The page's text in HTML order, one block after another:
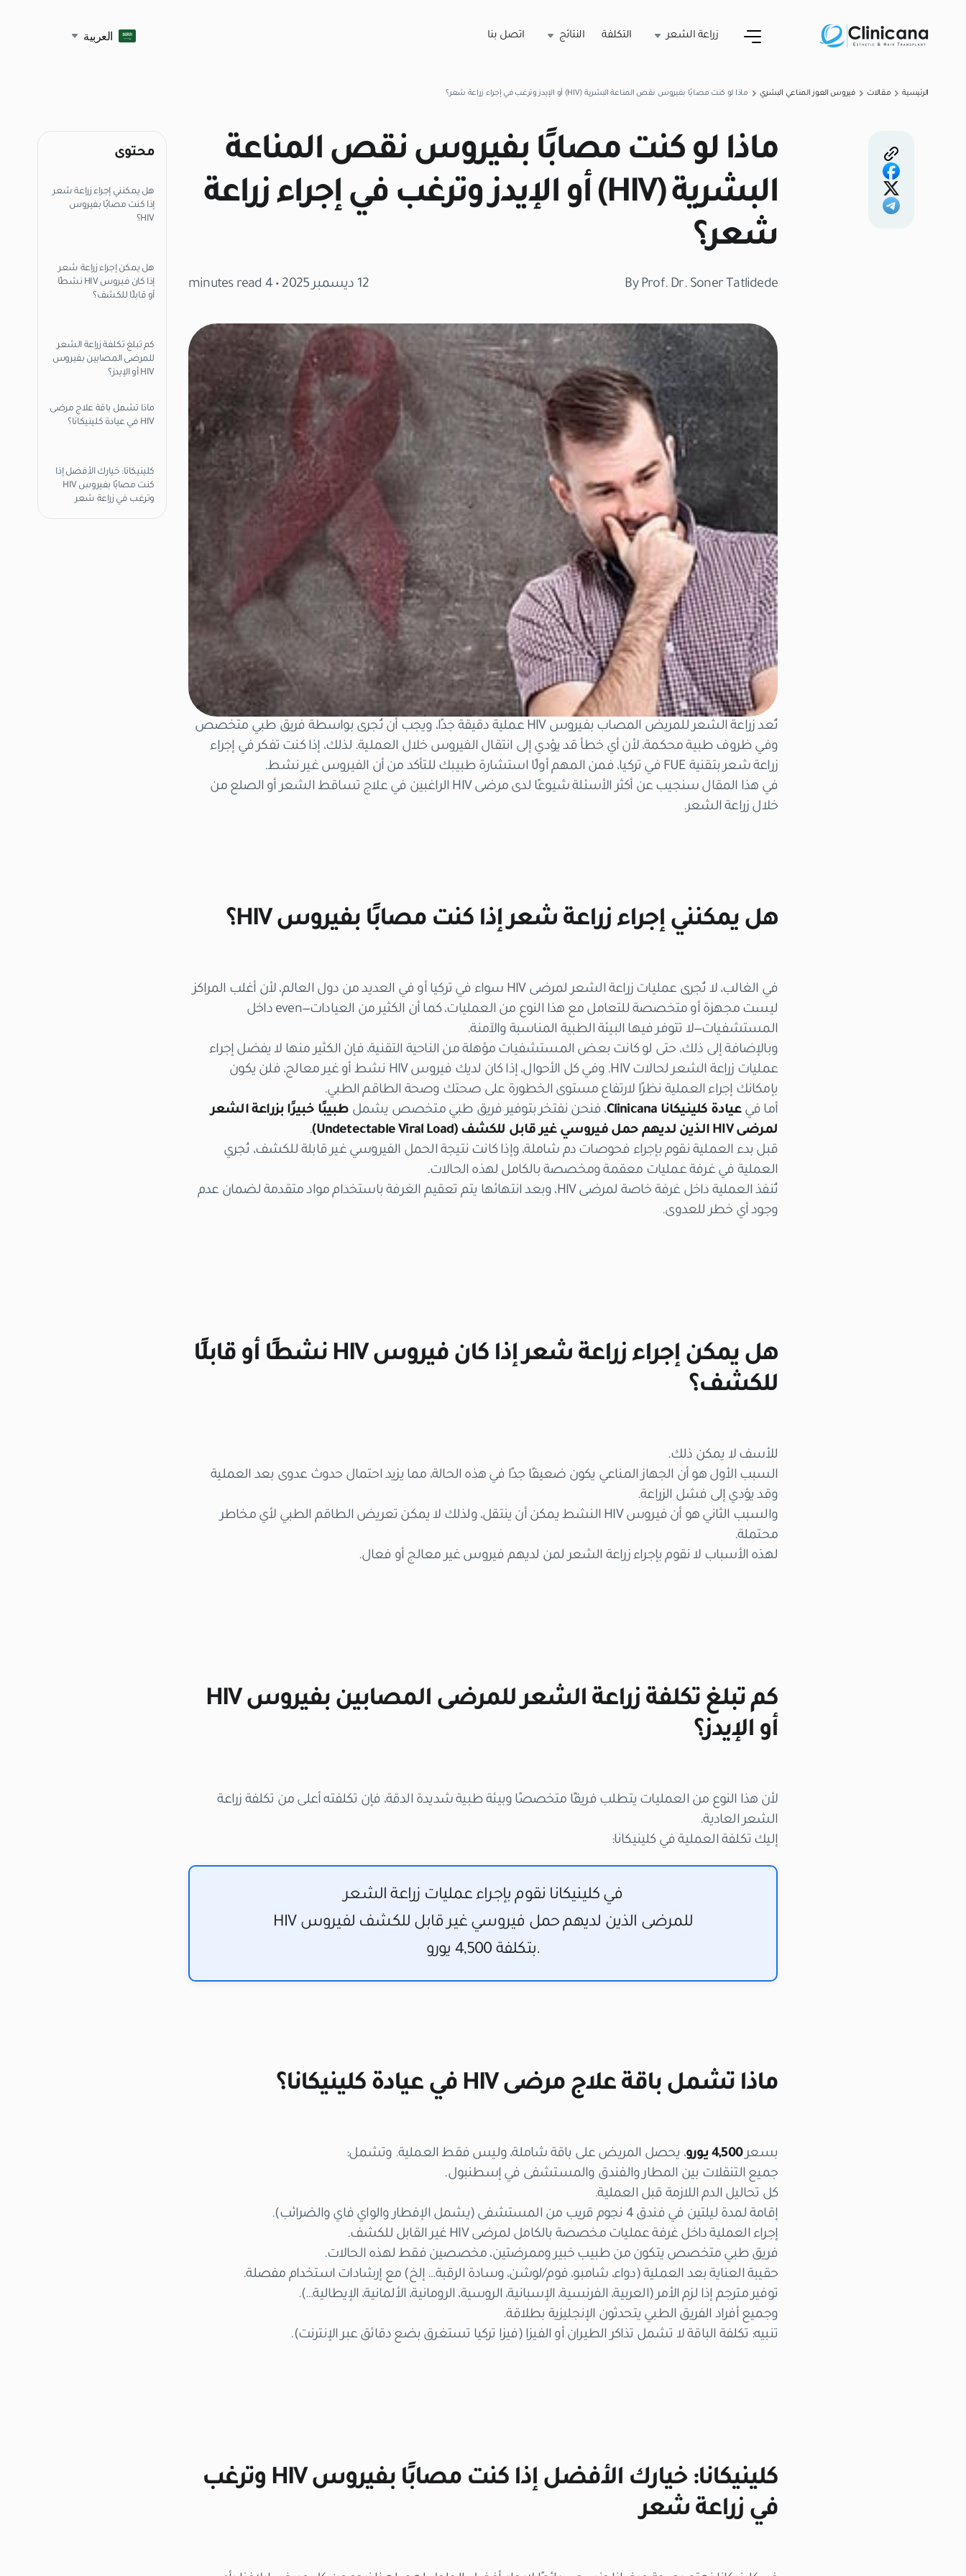
زراعة الشعر التكلفة النتائج اتصل بنا العربية
الرئيسية مقالات فيروس العوز المناعي البشري ماذا لو كنت مصابًا بفيروس نقص المناعة البشرية (HIV) أو الإيدز وترغب في إجراء زراعة شعر؟
محتوى
هل يمكنني إجراء زراعة شعر
إذا كنت مصابًا بفيروس
HIV؟
هل يمكن إجراء زراعة شعر
إذا كان فيروس HIV نشطًا
أو قابلًا للكشف؟
كم تبلغ تكلفة زراعة الشعر
للمرضى المصابين بفيروس
HIV أو الإيدز؟
ماذا تشمل باقة علاج مرضى
HIV في عيادة كلينيكانا؟
كلينيكانا: خيارك الأفضل إذا
كنت مصابًا بفيروس HIV
وترغب في زراعة شعر
ماذا لو كنت مصابًا بفيروس نقص المناعة
البشرية (HIV) أو الإيدز وترغب في إجراء زراعة
شعر؟
By Prof. Dr. Soner Tatlidede 12 ديسمبر 2025 • 4 minutes read
تُعد زراعة الشعر للمريض المصاب بفيروس HIV عملية دقيقة جدًا، ويجب أن تُجرى بواسطة فريق طبي متخصص
وفي ظروف طبية محكمة، لأن أي خطأ قد يؤدي إلى انتقال الفيروس خلال العملية. لذلك، إذا كنت تفكر في إجراء
زراعة شعر بتقنية FUE في تركيا، فمن المهم أولًا استشارة طبيبك للتأكد من أن الفيروس غير نشط.
في هذا المقال سنجيب عن أكثر الأسئلة شيوعًا لدى مرضى HIV الراغبين في علاج تساقط الشعر أو الصلع من
خلال زراعة الشعر.
هل يمكنني إجراء زراعة شعر إذا كنت مصابًا بفيروس HIV؟
في الغالب، لا تُجرى عمليات زراعة الشعر لمرضى HIV سواء في تركيا أو في العديد من دول العالم، لأن أغلب المراكز
ليست مجهزة أو متخصصة للتعامل مع هذا النوع من العمليات، كما أن الكثير من العيادات—even داخل
المستشفيات—لا تتوفر فيها البيئة الطبية المناسبة والآمنة.
وبالإضافة إلى ذلك، حتى لو كانت بعض المستشفيات مؤهلة من الناحية التقنية، فإن الكثير منها لا يفضل إجراء
عمليات زراعة الشعر لحالات HIV. وفي كل الأحوال، إذا كان لديك فيروس HIV نشط أو غير معالج، فلن يكون
بإمكانك إجراء العملية نظرًا لارتفاع مستوى الخطورة على صحتك وصحة الطاقم الطبي.
أما فيعيادة كلينيكانا Clinicana ، فنحن نفتخر بتوفير فريق طبي متخصص يشمل طبيبًا خبيرًا بزراعة الشعر
لمرضى HIV الذين لديهم حمل فيروسي غير قابل للكشف (Undetectable Viral Load)
.
قبل بدء العملية نقوم بإجراء فحوصات دم شاملة، وإذا كانت نتيجة الحمل الفيروسي غير قابلة للكشف، نُجري
العملية في غرفة عمليات معقمة ومخصصة بالكامل لهذه الحالات.
تُنفذ العملية داخل غرفة خاصة لمرضى HIV، وبعد انتهائها يتم تعقيم الغرفة باستخدام مواد متقدمة لضمان عدم
وجود أي خطر للعدوى.
هل يمكن إجراء زراعة شعر إذا كان فيروس HIV نشطًا أو قابلًا
للكشف؟
للأسف لا يمكن ذلك.
السبب الأول هو أن الجهاز المناعي يكون ضعيفًا جدًا في هذه الحالة، مما يزيد احتمال حدوث عدوى بعد العملية
وقد يؤدي إلى فشل الزراعة.
والسبب الثاني هو أن فيروس HIV النشط يمكن أن ينتقل، ولذلك لا يمكن تعريض الطاقم الطبي لأي مخاطر
محتملة.
لهذه الأسباب لا نقوم بإجراء زراعة الشعر لمن لديهم فيروس غير معالج أو فعال.
كم تبلغ تكلفة زراعة الشعر للمرضى المصابين بفيروس HIV
أو الإيدز؟
لأن هذا النوع من العمليات يتطلب فريقًا متخصصًا وبيئة طبية شديدة الدقة، فإن تكلفته أعلى من تكلفة زراعة
الشعر العادية.
إليك تكلفة العملية في كلينيكانا:
في كلينيكانا نقوم بإجراء عمليات زراعة الشعر
للمرضى الذين لديهم حمل فيروسي غير قابل للكشف لفيروس HIV
.بتكلفة 4,500 يورو
ماذا تشمل باقة علاج مرضى HIV في عيادة كلينيكانا؟
بسعر4,500 يورو
، يحصل المريض على باقة شاملة، وليس فقط العملية. وتشمل:
جميع التنقلات بين المطار والفندق والمستشفى في إسطنبول.
كل تحاليل الدم اللازمة قبل العملية.
إقامة لمدة ليلتين في فندق 4 نجوم قريب من المستشفى (يشمل الإفطار والواي فاي والضرائب).
إجراء العملية داخل غرفة عمليات مخصصة بالكامل لمرضى HIV غير القابل للكشف.
فريق طبي متخصص يتكون من طبيب خبير وممرضتين، مخصصين فقط لهذه الحالات.
حقيبة العناية بعد العملية (دواء، شامبو، فوم/لوشن، وسادة الرقبة… إلخ) مع إرشادات استخدام مفصلة.
توفير مترجم إذا لزم الأمر (العربية، الفرنسية، الإسبانية، الروسية، الرومانية، الألمانية، الإيطالية…).
وجميع أفراد الفريق الطبي يتحدثون الإنجليزية بطلاقة.
تنبيه: تكلفة الباقة لا تشمل تذاكر الطيران أو الفيزا (فيزا تركيا تستغرق بضع دقائق عبر الإنترنت).
كلينيكانا: خيارك الأفضل إذا كنت مصابًا بفيروس HIV وترغب
في زراعة شعر